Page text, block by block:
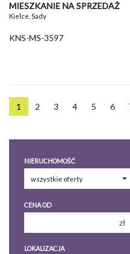
MIESZKANIE NA SPRZEDAŻ
Kielce, Sady
KNS-MS-3597
1 2 3 4 5 6
NIERUCHOMOŚĆ
CENA OD
zł
LOKALIZACJA